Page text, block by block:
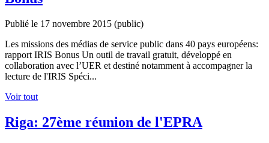
Publié le 17 novembre 2015 (public)
Les missions des médias de service public dans 40 pays européens:
rapport IRIS Bonus Un outil de travail gratuit, développé en
collaboration avec l’UER et destiné notamment à accompagner la
lecture de l'IRIS Spéci...
Voir tout
Riga: 27ème réunion de l'EPRA